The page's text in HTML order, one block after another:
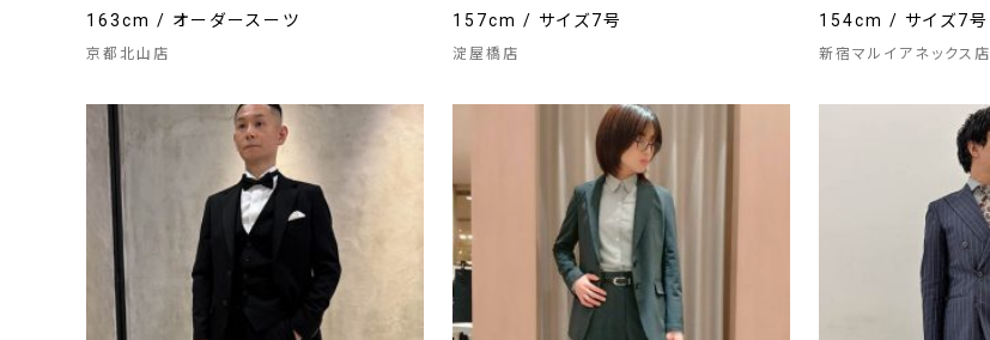
163cm / オーダースーツ
京都北山店
157cm / サイズ7号
淀屋橋店
154cm / サイズ7号
新宿マルイアネックス店